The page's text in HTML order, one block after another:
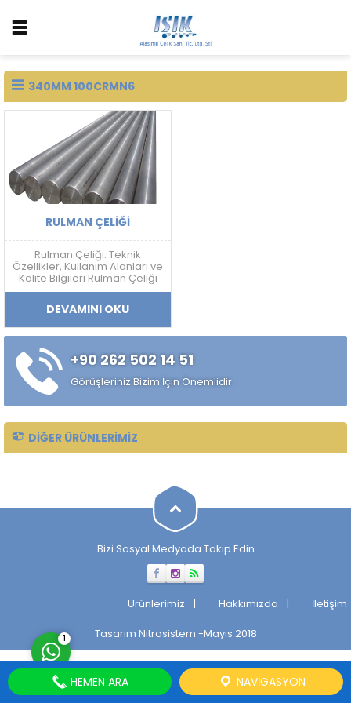
340MM 100CRMN6
RULMAN ÇELIĞI
Rulman Çeliği: Teknik
Özellikler, Kullanım Alanları ve
Kalite Bilgileri Rulman Çeliği
Nedir? Rulman çeliği; yüksek
sertlik, aşınma dayanımı,
yorulma direnci ve boyutsal
kararlılık gerektiren
uygulamalarda kullanılan
yüksek karbonlu krom
alaşımlı özel çelik türüdür.
Özellikle rulman, bilya,
makaralı rulman elemanları,
DEVAMINI OKU
+90 262 502 14 51
Görüşleriniz Bizim İçin Önemlidir.
DIĞER ÜRÜNLERIMIZ
Bizi Sosyal Medyada Takip Edin
Ürünlerimiz Hakkımızda
İletişim
Tasarım Nitrosistem -Mayıs 2018
Cevap Yaz
1
HEMEN ARA NAVIGASYON